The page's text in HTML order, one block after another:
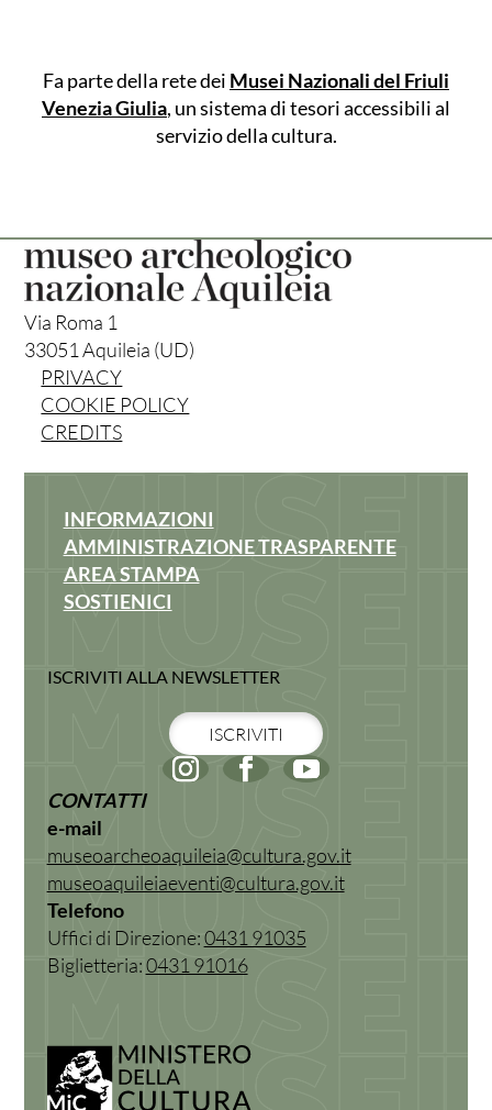
Fa parte della rete dei Musei Nazionali del Friuli
Venezia Giulia, un sistema di tesori accessibili al
servizio della cultura.
Via Roma 1
33051 Aquileia (UD)
PRIVACY
COOKIE POLICY
CREDITS
INFORMAZIONI
AMMINISTRAZIONE TRASPARENTE
AREA STAMPA
SOSTIENICI
ISCRIVITI ALLA NEWSLETTER
ISCRIVITI
CONTATTI
e-mail
museoarcheoaquileia@cultura.gov.it
museoaquileiaeventi@cultura.gov.it
Telefono
Uffici di Direzione:0431 91035
Biglietteria:0431 91016